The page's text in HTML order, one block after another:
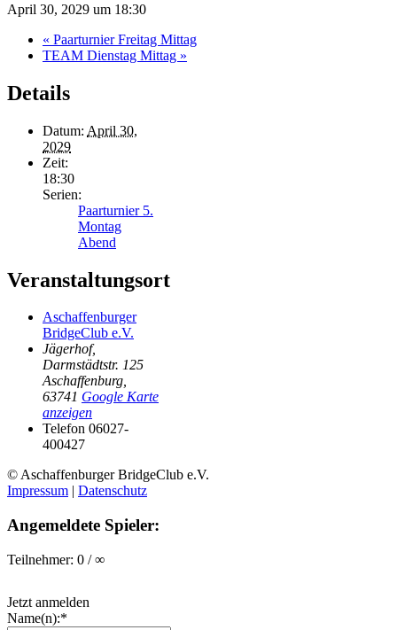
April 30, 2029 um 18:30
« Paarturnier Freitag Mittag
TEAM Dienstag Mittag »
Details
Datum: April 30,
2029
Zeit:
18:30
Serien:
Paarturnier 5.
Montag
Abend
Veranstaltungsort
Aschaffenburger
BridgeClub e.V.
Jägerhof,
Darmstädtstr. 125
Aschaffenburg,
63741 Google Karte
anzeigen
Telefon 06027-
400427
© Aschaffenburger BridgeClub e.V.
Impressum | Datenschutz
Angemeldete Spieler:
Teilnehmer: 0 / ∞
Jetzt anmelden
Name(n):*